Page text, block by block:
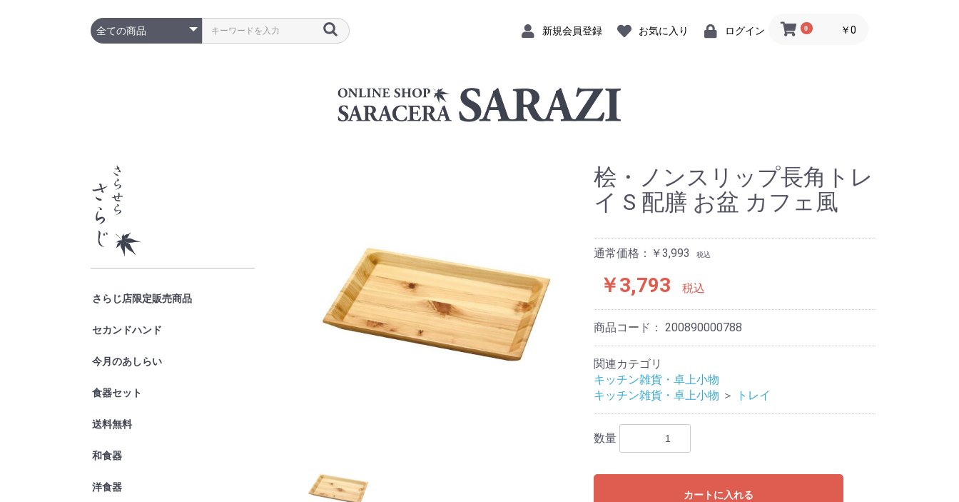
新規会員登録 お気に入り ログイン 0 ￥0
さらじ店限定販売商品
セカンドハンド
今月のあしらい
食器セット
送料無料
和食器
洋食器
桧・ノンスリップ長角トレ
イ S 配膳 お盆 カフェ風
通常価格：￥3,993 税込
￥3,793 税込
商品コード： 200890000788
関連カテゴリ
キッチン雑貨・卓上小物
キッチン雑貨・卓上小物 ＞ トレイ
数量
カートに入れる